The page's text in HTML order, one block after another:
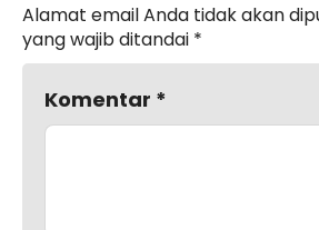
Alamat email Anda tidak akan
yang wajib ditandai *
Komentar *